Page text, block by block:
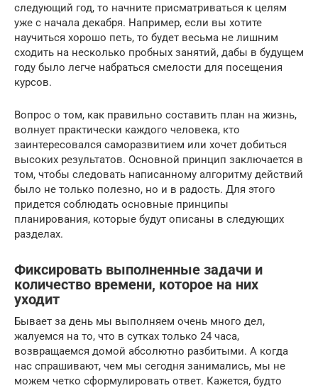
следующий год, то начните присматриваться к целям
уже с начала декабря. Например, если вы хотите
научиться хорошо петь, то будет весьма не лишним
сходить на несколько пробных занятий, дабы в будущем
году было легче набраться смелости для посещения
курсов.
Вопрос о том, как правильно составить план на жизнь,
волнует практически каждого человека, кто
заинтересовался саморазвитием или хочет добиться
высоких результатов. Основной принцип заключается в
том, чтобы следовать написанному алгоритму действий
было не только полезно, но и в радость. Для этого
придется соблюдать основные принципы
планирования, которые будут описаны в следующих
разделах.
Фиксировать выполненные задачи и
количество времени, которое на них
уходит
Бывает за день мы выполняем очень много дел,
жалуемся на то, что в сутках только 24 часа,
возвращаемся домой абсолютно разбитыми. А когда
нас спрашивают, чем мы сегодня занимались, мы не
можем четко сформулировать ответ. Кажется, будто